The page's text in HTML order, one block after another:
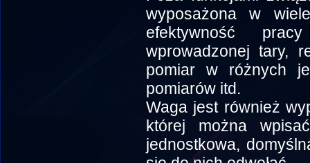
wyposażona w
efektywność
wprowadzonej tary,
pomiar w różnych
pomiarów itd.
Waga jest również
której można
jednostkowa,